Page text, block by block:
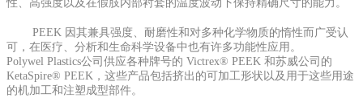
性、高强度以及在假肢内部衬套的温度波动下保持精确尺寸的能力。
PEEK 因其兼具强度、耐磨性和对多种化学物质的惰性而广受认
可，在医疗、分析和生命科学设备中也有许多功能性应用。
Polywel Plastics公司供应各种牌号的 Victrex® PEEK 和苏威公司的
KetaSpire® PEEK，这些产品包括挤出的可加工形状以及用于这些用途
的机加工和注塑成型部件。